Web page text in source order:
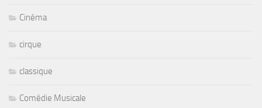
Cinéma
cirque
classique
Comédie Musicale